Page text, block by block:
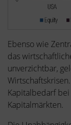
Ebenso wie
das
unverzichtbar,
Kapitalbedarf
Kapitalmärkten.